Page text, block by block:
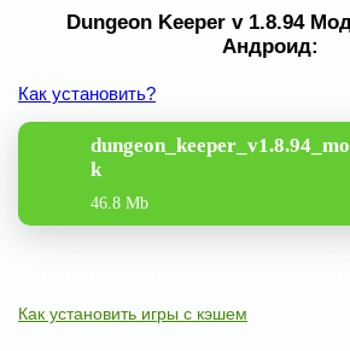
Dungeon Keeper v 1.8.94
Андроид:
Как установить?
k
46.8 Mb
Как установить игры с кэшем